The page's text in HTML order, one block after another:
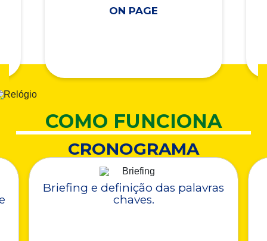
ON PAGE
COMO FUNCIONA
CRONOGRAMA
Briefing e definição das palavras
chaves.